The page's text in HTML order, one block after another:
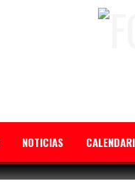
NOTICIAS